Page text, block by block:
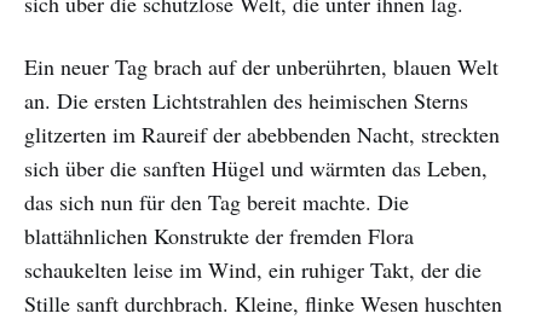
Ein neuer Tag brach auf der unberührten, blauen Welt
an. Die ersten Lichtstrahlen des heimischen Sterns
glitzerten im Raureif der abebbenden Nacht, streckten
sich über die sanften Hügel und wärmten das Leben,
das sich nun für den Tag bereit machte. Die
blattähnlichen Konstrukte der fremden Flora
schaukelten leise im Wind, ein ruhiger Takt, der die
Stille sanft durchbrach. Kleine, flinke Wesen huschten